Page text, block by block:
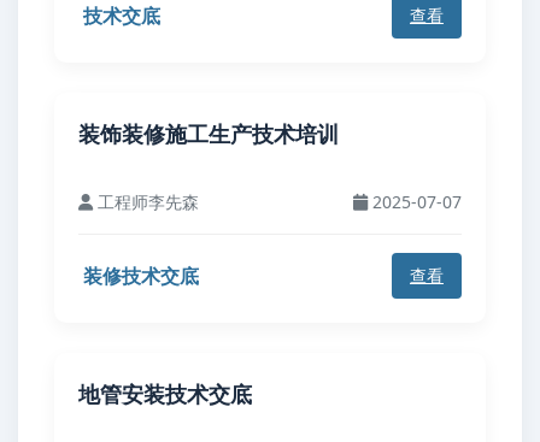
技术交底 查看
装饰装修施工生产技术培训
工程师李先森 2025-07-07
装修技术交底 查看
地管安装技术交底